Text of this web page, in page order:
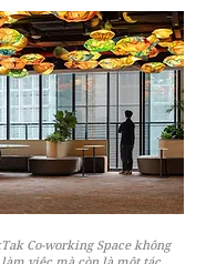
Co-working Space không